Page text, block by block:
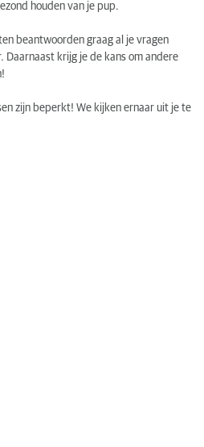
houden van je pup.
beantwoorden graag al je vragen
Daarnaast krijg je de kans om andere
zijn beperkt! We kijken ernaar uit je te